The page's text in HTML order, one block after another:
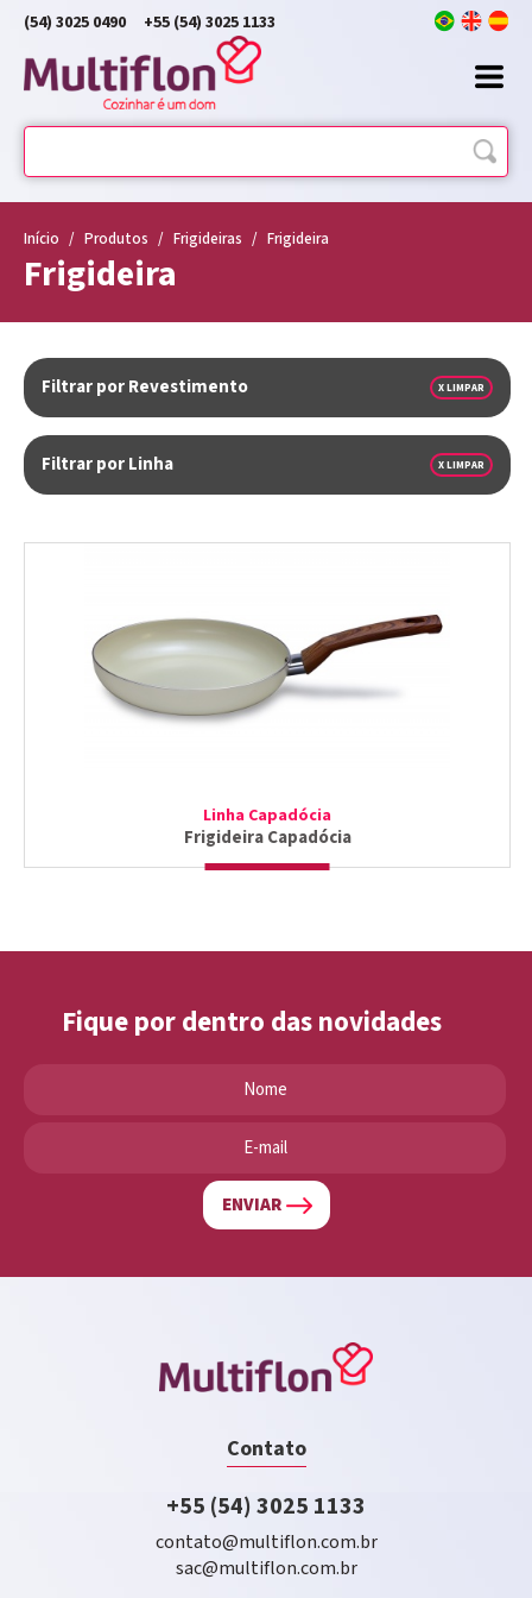
(54) 3025 0490 +55 (54) 3025 1133
Início / Produtos / Frigideiras / Frigideira
Frigideira
Filtrar por Revestimento X LIMPAR
Filtrar por Linha X LIMPAR
Linha Capadócia
Frigideira Capadócia
Fique por dentro das novidades
ENVIAR
Contato
+55 (54) 3025 1133
contato@multiflon.com.br
sac@multiflon.com.br